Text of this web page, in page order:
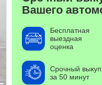
Вашего
Бесплатная
выездная
оценка
Срочный выкуп
за 50 минут